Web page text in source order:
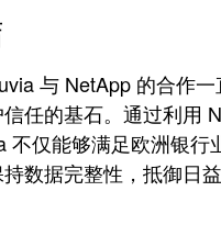
与 NetApp 的合作
任的基石。通过利用
不仅能够满足欧洲银行
数据完整性，抵御日